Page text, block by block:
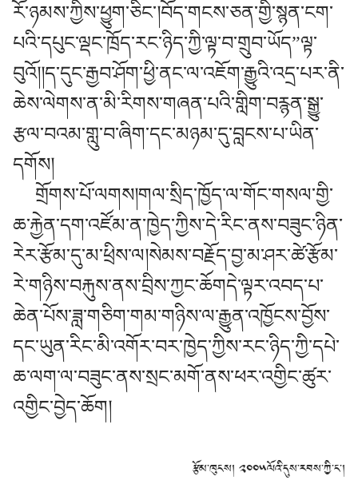
རོ་ཉམས་ཀྱིས་ཕྱུག་ཅིང་།བོད་གངས་ཅན་གྱི་སྙན་ངག་
པའི་དཔུང་ལྡང་ཁྲོད་རང་ཉིད་ཀྱི་ལྟ་བ་གྲུབ་ཡོད”ལྟ་
བུའོ།།ད་དུང་རྒྱབ་ཤོག་ཕྱི་ནང་ལ་འཇོག་རྒྱུའི་འདྲ་པར་ནི་
ཆེས་ལེགས་ན་མི་རིགས་གཞན་པའི་གླིག་བརྙན་སྒྱུ་
རྩལ་བའམ་གླུ་བ་ཞིག་དང་མཉམ་དུ་བླངས་པ་ཡིན་
དགོས།
གྲོགས་པོ་ལགས།གལ་སྲིད་ཁྱོད་ལ་གོང་གསལ་གྱི་
ཆ་རྐྱེན་དག་འཛོམ་ན་ཁྱེད་ཀྱིས་དེ་རིང་ནས་བཟུང་ཉིན་
རེར་རྩོམ་དུ་མ་ཕྲིས་ལ།སེམས་བརྗོད་བྱ་མ་ཤར་ཚེ་རྩོམ་
རེ་གཉིས་བརྐུས་ནས་བྲིས་ཀྱང་ཆོགདེ་ལྟར་འབད་པ་
ཆེན་པོས་ཟླ་གཅིག་གམ་གཉིས་ལ་རྒྱུན་འཁྱོངས་བྱོས་
དང་ཡུན་རིང་མི་འགོར་བར་ཁྱེད་ཀྱིས་རང་ཉིད་ཀྱི་དཔེ་
ཆ་ལག་ལ་བཟུང་ནས་སྲང་མགོ་ནས་ཕར་འགྱིང་ཚུར་
འགྱིང་བྱེད་ཆོག།
རྩོམ་ཁུངས། ༢༠༠༥ལོའི་དུས་རབས་ཀྱི་ང་།